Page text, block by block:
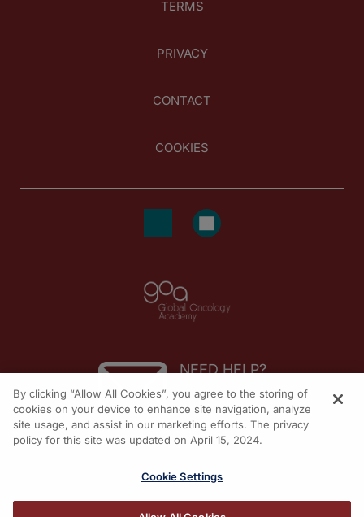
TERMS
PRIVACY
CONTACT
COOKIES
NEED HELP?
Contact us
© 2026 All rights reserved.
By clicking “Allow All Cookies”, you agree to the storing of
cookies on your device to enhance site navigation, analyze
site usage, and assist in our marketing efforts. The privacy
policy for this site was updated on April 15, 2024.
Cookie Settings